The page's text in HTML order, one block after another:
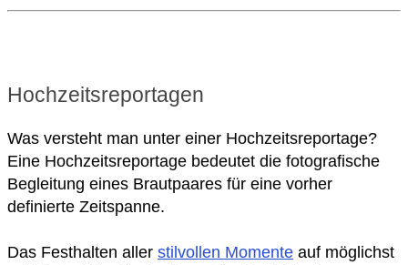
Hochzeitsreportagen
Was versteht man unter einer Hochzeitsreportage?
Eine Hochzeitsreportage bedeutet die fotografische
Begleitung eines Brautpaares für eine vorher
definierte Zeitspanne.
Das Festhalten aller stilvollen Momente auf möglichst